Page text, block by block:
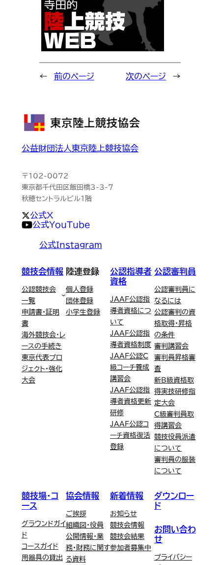
← 前のページ 次のページ →
公益財団法人東京陸上競技協会
〒102-0072
東京都千代田区飯田橋3-3-7
秋穂セントラルビル1階
公式X
公式YouTube
公式Instagram
競技会情報
公認競技会
一覧
申請書・証明
書
海外競技会・レ
ースの手続き
東京代表プロ
ジェクト・強化
大会
陸連登録
個人登録
団体登録
小学生登録
公認指導者
資格
JAAF公認指
導者資格につ
いて
JAAF公認指
導者資格制度
JAAF公認C
級コーチ養成
講習会
JAAF公認指
導者資格更新
研修
JAAF公認コ
ーチ資格復活
登録
公認審判員
公認審判員に
なるには
公認審判の資
格取得・昇格
の条件
審判講習会
審判員昇格審
査
新B級資格取
得実技研修指
定大会
C級審判員取
得講習会
競技役員派遣
について
審判員の服装
について
競技場・コ
ース
グラウンドガイ
ド
コースガイド
用器具の貸出
協会情報
ご挨拶
組織図・役員
公開情報・業
務・財務に関す
る資料
新着情報
お知らせ
競技会情報
競技会結果
参加者募集中
ダウンロー
ド
お問い合わ
せ
プライバシー